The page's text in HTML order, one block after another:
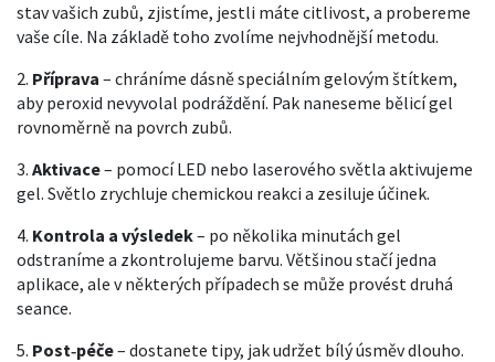
stav vašich zubů, zjistíme, jestli máte citlivost, a probereme
vaše cíle. Na základě toho zvolíme nejvhodnější metodu.
2. Příprava – chráníme dásně speciálním gelovým štítkem,
aby peroxid nevyvolal podráždění. Pak naneseme bělicí gel
rovnoměrně na povrch zubů.
3. Aktivace– pomocí LED nebo laserového světla aktivujeme
gel. Světlo zrychluje chemickou reakci a zesiluje účinek.
4. Kontrola a výsledek– po několika minutách gel
odstraníme a zkontrolujeme barvu. Většinou stačí jedna
aplikace, ale v některých případech se může provést druhá
seance.
5. Post‑péče– dostanete tipy, jak udržet bílý úsměv dlouho.